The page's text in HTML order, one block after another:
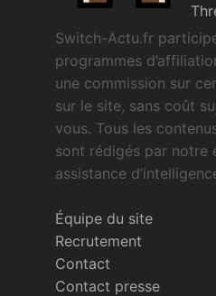
Switch-Actu.fr
programmes
une commission sur
sur le site, sans coût
vous. Tous les
sont rédigés par notre
assistance
Équipe du site
Recrutement
Contact
Contact presse